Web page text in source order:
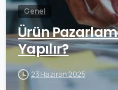
Genel
Ürün
Yapılır?
23 Haziran 2025